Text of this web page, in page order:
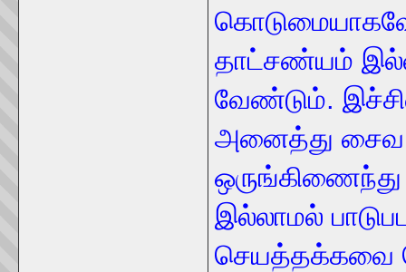
தாட்சண்யம்
வேண்டும்.
அனைத்து சைவ
ஒருங்கிணைந்து
இல்லாமல்
செயத்தக்கவை